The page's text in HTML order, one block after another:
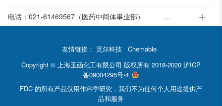
电话： 021-61469567（医药中间体事业部）
友情链接： 宽尔科技
Chemable
Copyright © 上海玉函化工有限公司 版权所有 2018-2020 沪ICP
备09004295号-4
FDC 的所有产品仅用作科学研究，我们不为任何个人用途提供产
品和服务